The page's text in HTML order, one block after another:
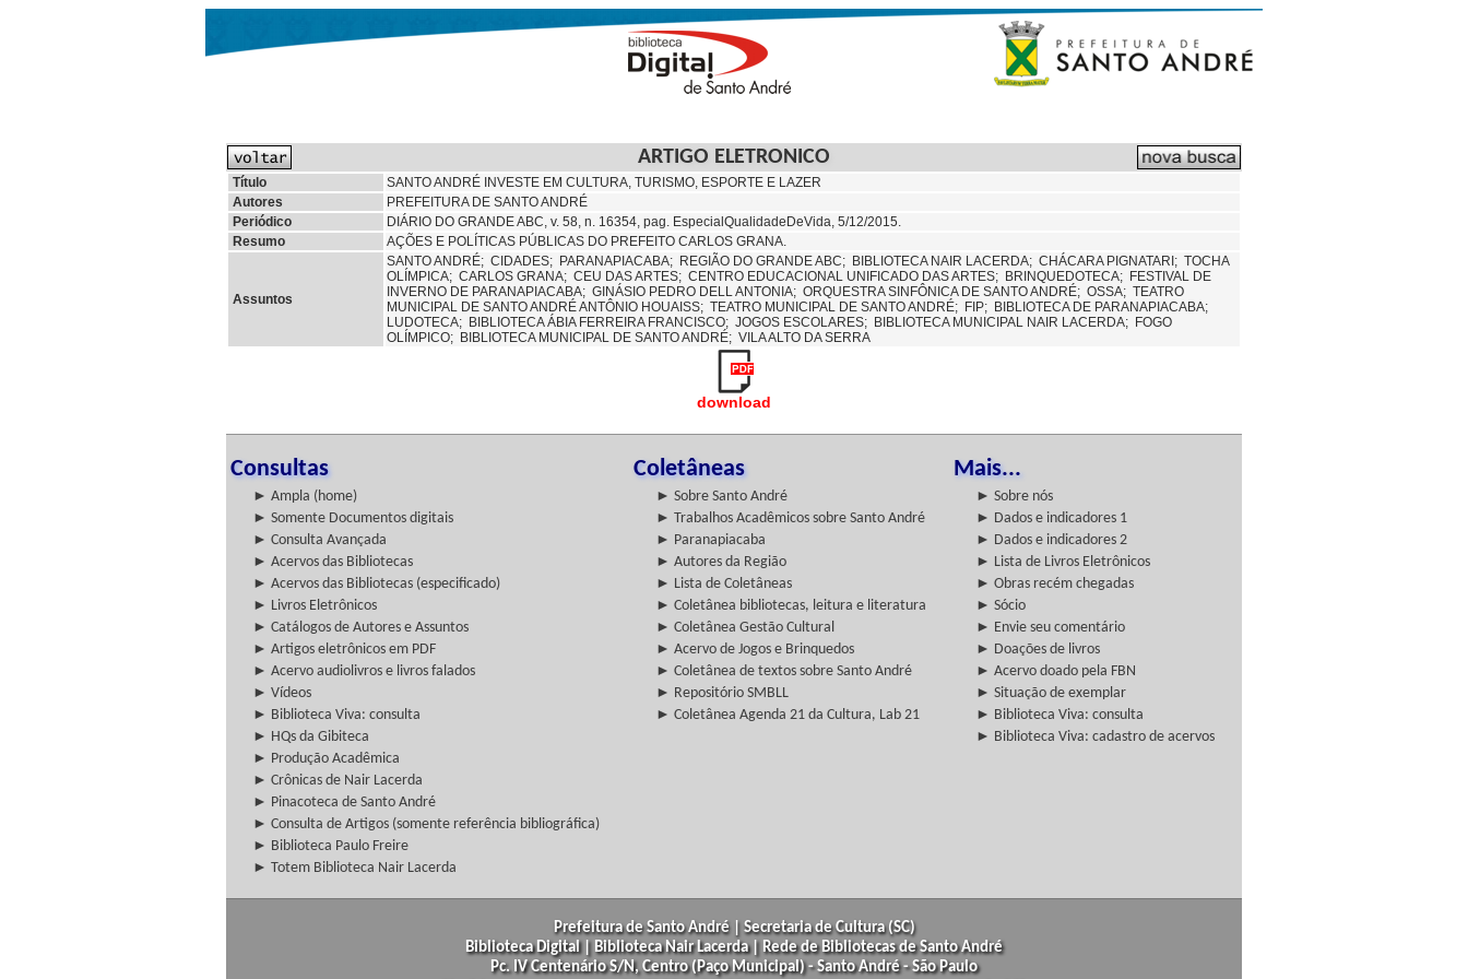
ARTIGO ELETRONICO
Título
SANTO ANDRÉ INVESTE EM CULTURA, TURISMO, ESPORTE E LAZER
Autores
PREFEITURA DE SANTO ANDRÉ
Periódico
DIÁRIO DO GRANDE ABC, v. 58, n. 16354, pag. EspecialQualidadeDeVida, 5/12/2015.
Resumo
AÇÕES E POLÍTICAS PÚBLICAS DO PREFEITO CARLOS GRANA.
Assuntos
SANTO ANDRÉ; CIDADES; PARANAPIACABA; REGIÃO DO GRANDE ABC; BIBLIOTECA NAIR LACERDA; CHÁCARA PIGNATARI; TOCHA
OLÍMPICA; CARLOS GRANA; CEU DAS ARTES; CENTRO EDUCACIONAL UNIFICADO DAS ARTES; BRINQUEDOTECA; FESTIVAL DE
INVERNO DE PARANAPIACABA; GINÁSIO PEDRO DELL ANTONIA; ORQUESTRA SINFÔNICA DE SANTO ANDRÉ; OSSA; TEATRO
MUNICIPAL DE SANTO ANDRÉ ANTÔNIO HOUAISS; TEATRO MUNICIPAL DE SANTO ANDRÉ; FIP; BIBLIOTECA DE PARANAPIACABA;
LUDOTECA; BIBLIOTECA ÁBIA FERREIRA FRANCISCO; JOGOS ESCOLARES; BIBLIOTECA MUNICIPAL NAIR LACERDA; FOGO
OLÍMPICO; BIBLIOTECA MUNICIPAL DE SANTO ANDRÉ; VILA ALTO DA SERRA
download
Consultas Coletâneas Mais...
► Ampla (home) ► Sobre Santo André
► Sobre nós
► Somente Documentos digitais
► Trabalhos Acadêmicos sobre Santo André
► Dados e indicadores 1
► Consulta Avançada
► Paranapiacaba
► Dados e indicadores 2
► Acervos das Bibliotecas
► Autores da Região
► Lista de Livros Eletrônicos
► Acervos das Bibliotecas (especificado)
► Lista de Coletâneas
► Obras recém chegadas
► Livros Eletrônicos
► Coletânea bibliotecas, leitura e literatura
► Sócio
► Catálogos de Autores e Assuntos
► Coletânea Gestão Cultural
► Envie seu comentário
► Artigos eletrônicos em PDF
► Acervo de Jogos e Brinquedos
► Doações de livros
► Acervo audiolivros e livros falados
► Coletânea de textos sobre Santo André
► Acervo doado pela FBN
► Vídeos
► Repositório SMBLL
► Situação de exemplar
► Biblioteca Viva: consulta
► Coletânea Agenda 21 da Cultura, Lab 21
► Biblioteca Viva: consulta
► HQs da Gibiteca
► Biblioteca Viva: cadastro de acervos
► Produção Acadêmica
► Crônicas de Nair Lacerda
► Pinacoteca de Santo André
► Consulta de Artigos (somente referência bibliográfica)
► Biblioteca Paulo Freire
► Totem Biblioteca Nair Lacerda
Prefeitura de Santo André | Secretaria de Cultura (SC)
Biblioteca Digital | Biblioteca Nair Lacerda | Rede de Bibliotecas de Santo André
Pc. IV Centenário S/N, Centro (Paço Municipal) - Santo André - São Paulo